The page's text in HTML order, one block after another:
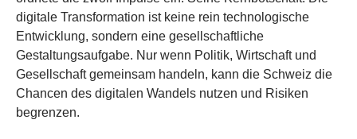
digitale Transformation ist keine rein technologische
Entwicklung, sondern eine gesellschaftliche
Gestaltungsaufgabe. Nur wenn Politik, Wirtschaft und
Gesellschaft gemeinsam handeln, kann die Schweiz die
Chancen des digitalen Wandels nutzen und Risiken
begrenzen.